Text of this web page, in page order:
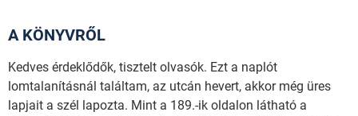
A KÖNYVRŐL
Kedves érdeklődők, tisztelt olvasók. Ezt a naplót
lomtalanításnál találtam, az utcán hevert, akkor még üres
lapjait a szél lapozta. Mint a 189.-ik oldalon látható a